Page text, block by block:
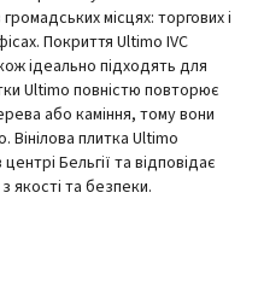
місцях: торгових і
Покриття Ultimo IVC
ідеально підходять для
Ultimo повністю повторює
або каміння, тому вони
плитка Ultimo
Бельгії та відповідає
якості та безпеки.